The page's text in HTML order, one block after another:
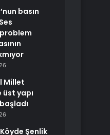
basın
Millet
üst yapı
Şenlik